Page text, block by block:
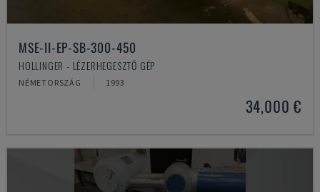
MSE-II-EP-SB-300-450
HOLLINGER - LÉZERHEGESZTŐ GÉP
NÉMETORSZÁG 1993
34,000 €